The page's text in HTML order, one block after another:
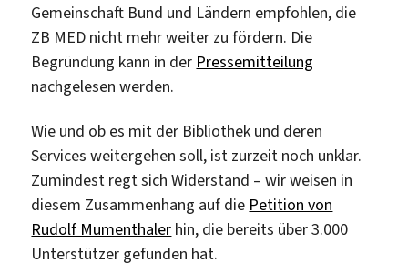
Gemeinschaft Bund und Ländern empfohlen, die
ZB MED nicht mehr weiter zu fördern. Die
Begründung kann in der Pressemitteilung
nachgelesen werden.
Wie und ob es mit der Bibliothek und deren
Services weitergehen soll, ist zurzeit noch unklar.
Zumindest regt sich Widerstand – wir weisen in
diesem Zusammenhang auf die Petition von
Rudolf Mumenthaler hin, die bereits über 3.000
Unterstützer gefunden hat.